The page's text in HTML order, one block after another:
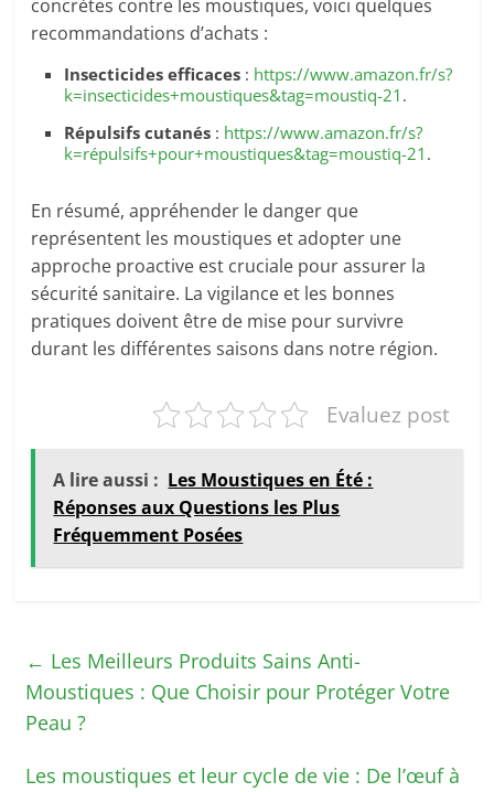
concrètes contre les moustiques, voici quelques
recommandations d’achats :
Insecticides efficaces : https://www.amazon.fr/s?
k=insecticides+moustiques&tag=moustiq-21 .
Répulsifs cutanés : https://www.amazon.fr/s?
k=répulsifs+pour+moustiques&tag=moustiq-21 .
En résumé, appréhender le danger que
représentent les moustiques et adopter une
approche proactive est cruciale pour assurer la
sécurité sanitaire. La vigilance et les bonnes
pratiques doivent être de mise pour survivre
durant les différentes saisons dans notre région.
Evaluez post
A lire aussi : Les Moustiques en Été :
Réponses aux Questions les Plus
Fréquemment Posées
← Les Meilleurs Produits Sains Anti-
Moustiques : Que Choisir pour Protéger Votre
Peau ?
Les moustiques et leur cycle de vie : De l’œuf à